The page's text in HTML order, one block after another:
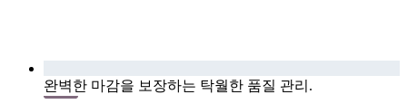
완벽한 마감을 보장하는 탁월한 품질 관리.